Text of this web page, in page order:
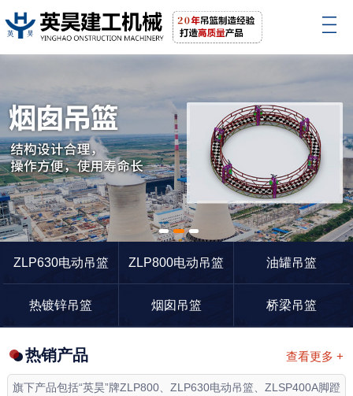
1 2
3
ZLP630电动吊篮
ZLP800电动吊篮 油罐吊篮
热镀锌吊篮 烟囱吊篮 桥梁吊篮
查看更多 +
热销产品
旗下产品包括“英昊”牌ZLP800、ZLP630电动吊篮、ZLSP400A脚蹬